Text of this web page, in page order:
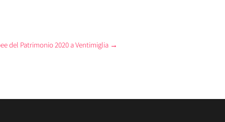
del Patrimonio 2020 a Ventimiglia →